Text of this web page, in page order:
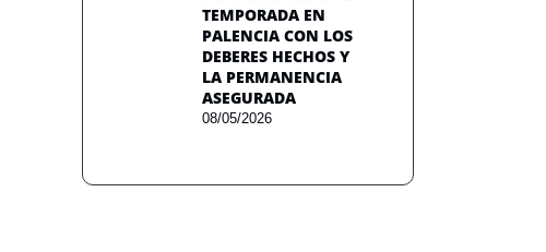
TEMPORADA EN
PALENCIA CON LOS
DEBERES HECHOS Y
LA PERMANENCIA
ASEGURADA
08/05/2026